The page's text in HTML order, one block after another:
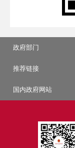
政府部门
推荐链接
国内政府网站